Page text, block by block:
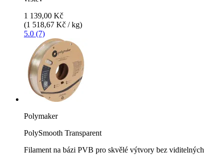
1 139,00 Kč
(1 518,67 Kč / kg)
5.0 (7)
Polymaker
PolySmooth Transparent
Filament na bázi PVB pro skvělé výtvory bez viditelných